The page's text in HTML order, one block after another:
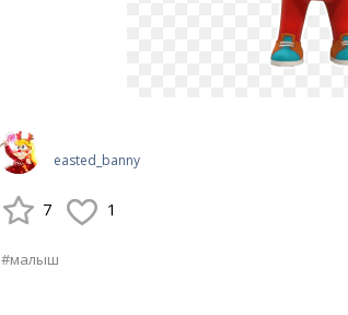
easted_banny
7 1
#малыш